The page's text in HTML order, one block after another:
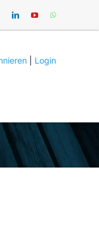
Login